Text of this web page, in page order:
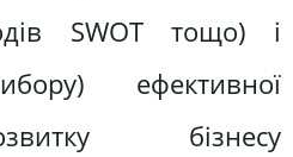
SWOT тощо) і
ефективної
бізнесу